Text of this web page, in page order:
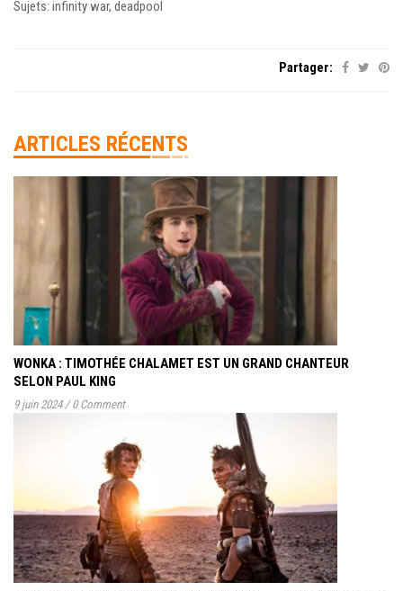
Sujets: infinity war, deadpool
Partager:
ARTICLES RÉCENTS
WONKA : TIMOTHÉE CHALAMET EST UN GRAND CHANTEUR
SELON PAUL KING
9 juin 2024 / 0 Comment